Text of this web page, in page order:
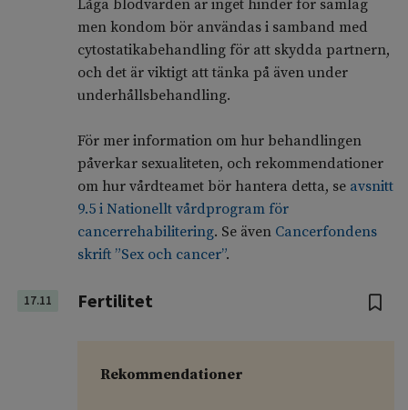
Låga blodvärden är inget hinder för samlag
men kondom bör användas i samband med
cytostatikabehandling för att skydda partnern,
och det är viktigt att tänka på även under
underhållsbehandling.
För mer information om hur behandlingen
påverkar sexualiteten, och rekommendationer
om hur vårdteamet bör hantera detta, se avsnitt
9.5 i Nationellt vårdprogram för
cancerrehabilitering. Se även Cancerfondens
skrift ”Sex och cancer”.
17.11 Fertilitet
Rekommendationer